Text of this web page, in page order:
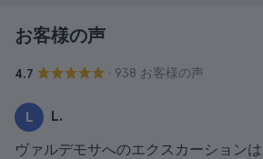
お客様の声
4.7 · 938 お客様の声
L L.
ヴァルデモサへのエクスカーションは